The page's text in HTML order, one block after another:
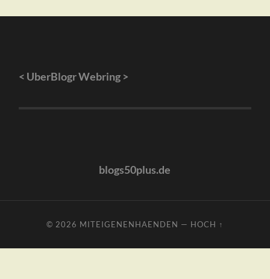
< UberBlogr Webring >
blogs50plus.de
© 2026 MITEIGENENHAENDEN — HOCH ↑